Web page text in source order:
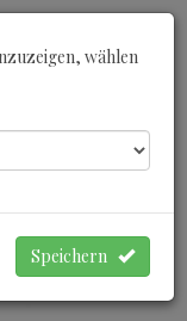
wählen
Speichern